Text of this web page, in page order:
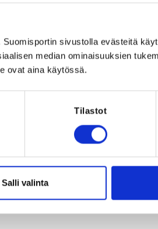
sivustolla evästeitä
median ominaisuuksien
ovat aina käytössä.
Tilastot
Salli valinta